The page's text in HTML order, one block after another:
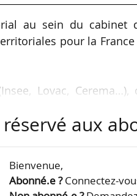
au sein du cabinet
pour la France
Lovac, Cerema…),
perspective les
aux
Bienvenue,
Abonné.e ?Connectez-